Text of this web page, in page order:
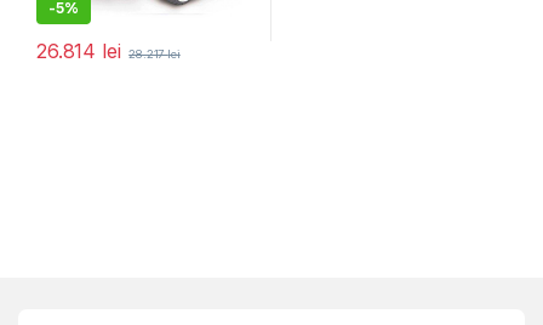
-5%
26.814 lei 28.217lei